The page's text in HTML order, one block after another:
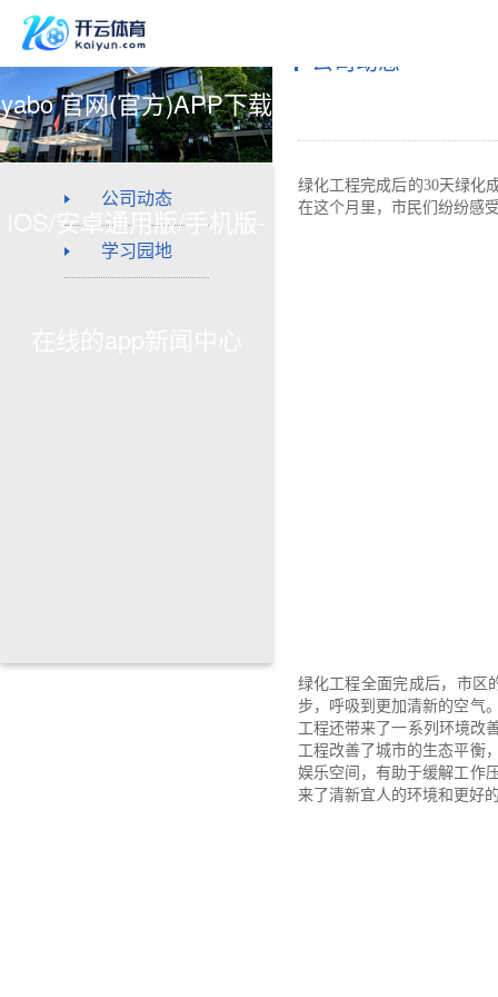
yabo 官网(官方)APP下载
IOS/安卓通用版/手机版-
公司动态
学习园地
公司动态
绿化工程完成后的30天绿化
在这个月里，市民们纷纷感
绿化工程全面完成后，市区
步，呼吸到更加清新的空气
工程还带来了一系列环境改
工程改善了城市的生态平衡
娱乐空间，有助于缓解工作
来了清新宜人的环境和更好